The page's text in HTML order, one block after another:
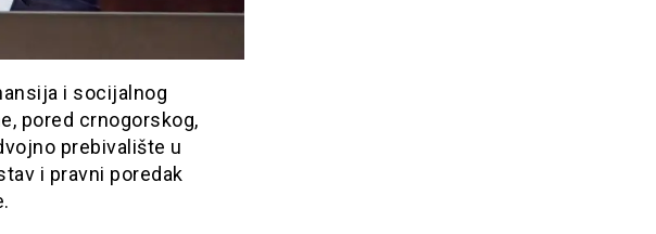
i socijalnog
pored crnogorskog,
prebivalište u
i pravni poredak